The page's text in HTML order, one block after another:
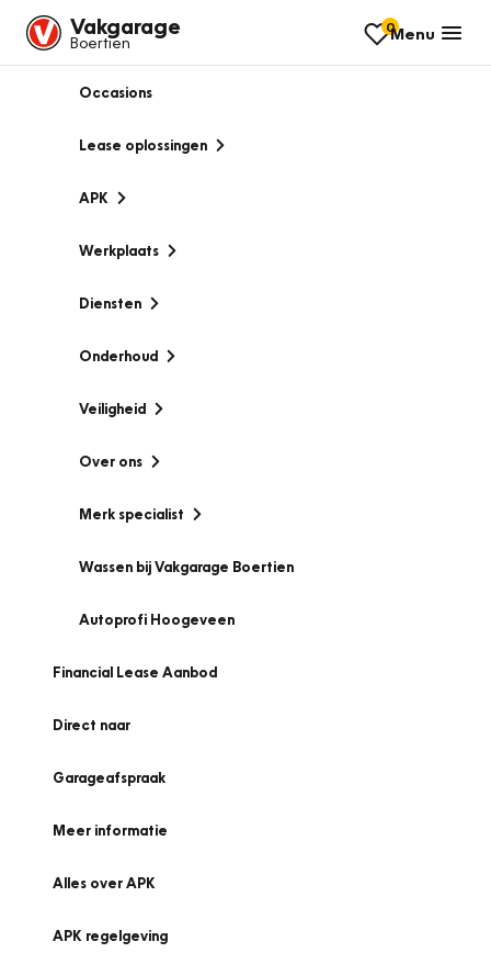
Vakgarage
Boertien
0Menu
Occasions
Lease oplossingen
APK
Werkplaats
Diensten
Onderhoud
Veiligheid
Over ons
Merk specialist
Wassen bij Vakgarage Boertien
Autoprofi Hoogeveen
Financial Lease Aanbod
Direct naar
Garageafspraak
Meer informatie
Alles over APK
APK regelgeving